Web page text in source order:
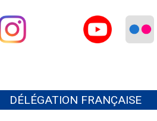
DÉLÉGATION FRANÇAISE